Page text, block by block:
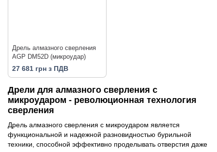
Дрель алмазного сверления
AGP DM52D (микроудар)
27 681 грн з ПДВ
Дрели для алмазного сверления с
микроударом - революционная технология
сверления
Дрель алмазного сверления с микроударом является
функциональной и надежной разновидностью бурильной
техники, способной эффективно проделывать отверстия даже